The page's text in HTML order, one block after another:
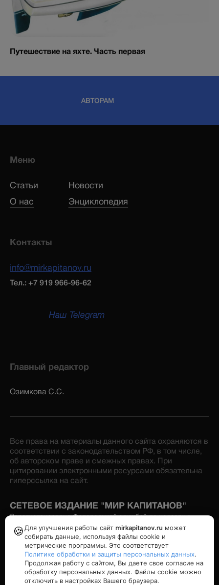
Путешествие на яхте. Часть первая
АВТОРАМ
Меню
Статьи
Новости
О нас
Энциклопедия
Контакты
info@mirkapitanov.ru
Тел.: +7 919 966-96-62
Наш Telegram
Главный редактор
Озимкова С.С.
Все права на материалы данного сайта охраняются в
соответствии с законодательством РФ, в том числе,
об авторском праве и смежных правах. При
цитировании электронными ресурсами обязательна
гиперссылка на сайт.
СЕТЕВОЕ ИЗДАНИЕ "МИР КАПИТАНОВ"
Зарегистрировано Федеральной службой по надзору в
сфере связи, информационных технологий и массовых
коммуникаций. Номер свидетельства: серия Эл № ФС77-
86870 от 16 февраля 2024 г. Учредитель: Озимков А.И.
Политика конфиденциальности
🍪 Для улучшения работы сайт mirkapitanov.ru может
собирать данные, используя файлы cookie и
метрические программы. Это соответствует
Политике обработки и защиты персональных данных.
Продолжая работу с сайтом, Вы даете свое согласие на
обработку персональных данных. Файлы cookie можно
отключить в настройках Вашего браузера.